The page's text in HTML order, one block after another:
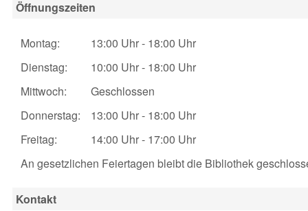
Öffnungszeiten
Montag:
13:00 Uhr - 18:00 Uhr
Dienstag:
10:00 Uhr - 18:00 Uhr
Mittwoch:
Geschlossen
Donnerstag:
13:00 Uhr - 18:00 Uhr
Freitag:
14:00 Uhr - 17:00 Uhr
An gesetzlichen Feiertagen bleibt die Bibliothek
Kontakt